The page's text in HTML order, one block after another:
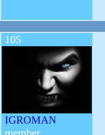
105
IGROMAN
member